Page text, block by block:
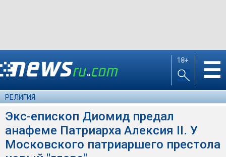
18+ ☰
РЕЛИГИЯ
Экс-епископ Диомид предал
анафеме Патриарха Алексия II. У
Московского патриаршего престола